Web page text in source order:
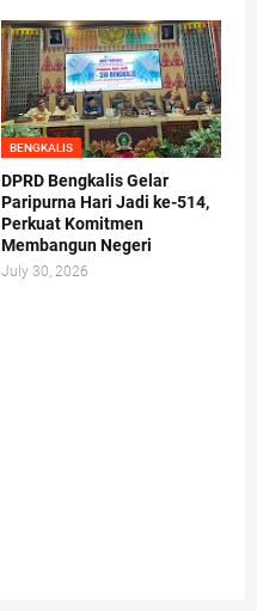
BENGKALIS
DPRD Bengkalis Gelar
Paripurna Hari Jadi ke-514,
Perkuat Komitmen
Membangun Negeri
July 30, 2026